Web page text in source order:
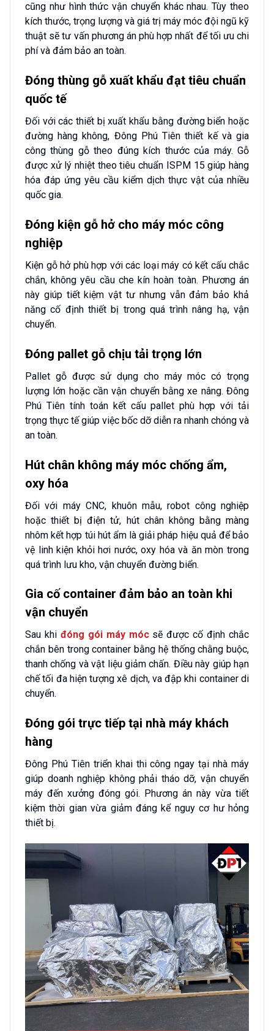
cũng như hình thức vận chuyển khác nhau. Tùy theo
kích thước, trọng lượng và giá trị máy móc đội ngũ kỹ
thuật sẽ tư vấn phương án phù hợp nhất để tối ưu chi
phí và đảm bảo an toàn.
Đóng thùng gỗ xuất khẩu đạt tiêu chuẩn
quốc tế
Đối với các thiết bị xuất khẩu bằng đường biển hoặc
đường hàng không, Đông Phú Tiên thiết kế và gia
công thùng gỗ theo đúng kích thước của máy. Gỗ
được xử lý nhiệt theo tiêu chuẩn ISPM 15 giúp hàng
hóa đáp ứng yêu cầu kiểm dịch thực vật của nhiều
quốc gia.
Đóng kiện gỗ hở cho máy móc công
nghiệp
Kiện gỗ hở phù hợp với các loại máy có kết cấu chắc
chắn, không yêu cầu che kín hoàn toàn. Phương án
này giúp tiết kiệm vật tư nhưng vẫn đảm bảo khả
năng cố định thiết bị trong quá trình nâng hạ, vận
chuyển.
Đóng pallet gỗ chịu tải trọng lớn
Pallet gỗ được sử dụng cho máy móc có trọng
lượng lớn hoặc cần vận chuyển bằng xe nâng. Đông
Phú Tiên tính toán kết cấu pallet phù hợp với tải
trọng thực tế giúp việc bốc dỡ diễn ra nhanh chóng và
an toàn.
Hút chân không máy móc chống ẩm,
oxy hóa
Đối với máy CNC, khuôn mẫu, robot công nghiệp
hoặc thiết bị điện tử, hút chân không bằng màng
nhôm kết hợp túi hút ẩm là giải pháp hiệu quả để bảo
vệ linh kiện khỏi hơi nước, oxy hóa và ăn mòn trong
quá trình lưu kho, vận chuyển đường biển.
Gia cố container đảm bảo an toàn khi
vận chuyển
Sau khi đóng gói máy mócsẽ được cố định chắc
chắn bên trong container bằng hệ thống chằng buộc,
thanh chống và vật liệu giảm chấn. Điều này giúp hạn
chế tối đa hiện tượng xê dịch, va đập khi container di
chuyển.
Đóng gói trực tiếp tại nhà máy khách
hàng
Đông Phú Tiên triển khai thi công ngay tại nhà máy
giúp doanh nghiệp không phải tháo dỡ, vận chuyển
máy đến xưởng đóng gói. Phương án này vừa tiết
kiệm thời gian vừa giảm đáng kể nguy cơ hư hỏng
thiết bị.